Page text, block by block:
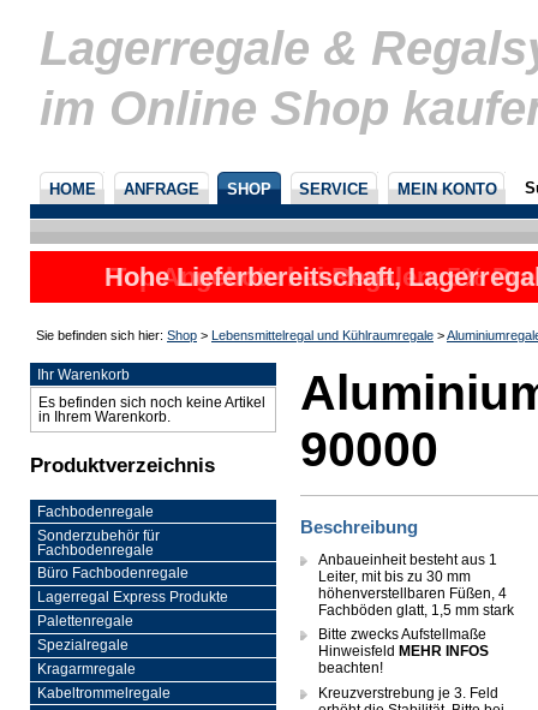
Lagerregale &
im Online Shop
HOME ANFRAGE SHOP SERVICE MEIN KONTO
Top Angebote bei Regalen, 5%
Hohe Lieferbereitschaft,
nicht
Sie befinden sich hier: Shop > Lebensmittelregal und Kühlraumregale >
Ihr Warenkorb
Es befinden sich noch keine Artikel
in Ihrem Warenkorb.
Produktverzeichnis
Fachbodenregale
Sonderzubehör für
Fachbodenregale
Büro Fachbodenregale
Lagerregal Express Produkte
Palettenregale
Spezialregale
Kragarmregale
Kabeltrommelregale
90000
Beschreibung
Anbaueinheit besteht aus 1
Leiter, mit bis zu 30 mm
höhenverstellbaren Füßen, 4
Fachböden glatt, 1,5 mm stark
Bitte zwecks Aufstellmaße
Hinweisfeld MEHR INFOS
beachten!
Kreuzverstrebung je 3. Feld